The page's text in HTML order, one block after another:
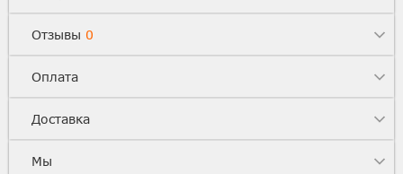
Отзывы 0
Оплата
Доставка
Мы